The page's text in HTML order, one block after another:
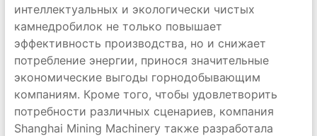
интеллектуальных и экологически чистых
камнедробилок не только повышает
эффективность производства, но и снижает
потребление энергии, принося значительные
экономические выгоды горнодобывающим
компаниям. Кроме того, чтобы удовлетворить
потребности различных сценариев, компания
Shanghai Mining Machinery также разработала